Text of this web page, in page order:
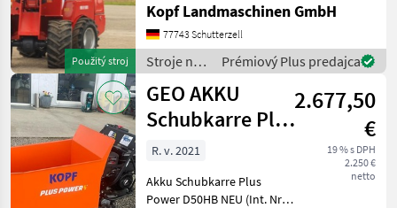
Použitý stroj
Stage V Baujahr 2019 486
Betriebsstunden 3, 10 m
Hubhöhe / Hubmast
Allradantrieb übe
Kopf Landmaschinen GmbH
77743 Schutterzell
Stroje na
stavbu /
Toyo
Prémiový Plus predajca
GEO AKKU
Schubkarre Plus
Power D50HB
NEU
2.677,50
€
19 % s DPH
2.250 €
netto
R. v. 2021
Akku Schubkarre Plus
Power D50HB NEU (Int. Nr.